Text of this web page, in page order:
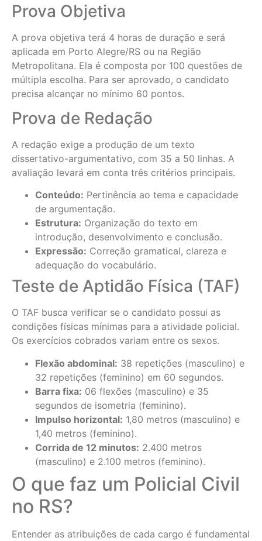
Prova Objetiva
A prova objetiva terá 4 horas de duração e será
aplicada em Porto Alegre/RS ou na Região
Metropolitana. Ela é composta por 100 questões de
múltipla escolha. Para ser aprovado, o candidato
precisa alcançar no mínimo 60 pontos.
Prova de Redação
A redação exige a produção de um texto
dissertativo-argumentativo, com 35 a 50 linhas. A
avaliação levará em conta três critérios principais.
Conteúdo: Pertinência ao tema e capacidade
de argumentação.
Estrutura: Organização do texto em
introdução, desenvolvimento e conclusão.
Expressão: Correção gramatical, clareza e
adequação do vocabulário.
Teste de Aptidão Física (TAF)
O TAF busca verificar se o candidato possui as
condições físicas mínimas para a atividade policial.
Os exercícios cobrados variam entre os sexos.
Flexão abdominal: 38 repetições (masculino) e
32 repetições (feminino) em 60 segundos.
Barra fixa: 06 flexões (masculino) e 35
segundos de isometria (feminino).
Impulso horizontal: 1,80 metros (masculino) e
1,40 metros (feminino).
Corrida de 12 minutos: 2.400 metros
(masculino) e 2.100 metros (feminino).
O que faz um Policial Civil
no RS?
Entender as atribuições de cada cargo é fundamental